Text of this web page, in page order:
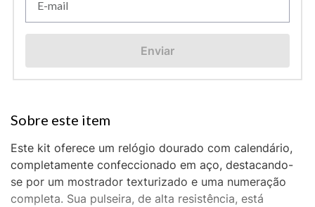
Enviar
Este kit oferece um relógio dourado com calendário,
completamente confeccionado em aço, destacando-
se por um mostrador texturizado e uma numeração
completa. Sua pulseira, de alta resistência, está